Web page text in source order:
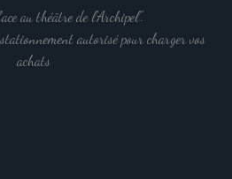
au théâtre de l'Archipel".
autorisé pour charger vos
achats